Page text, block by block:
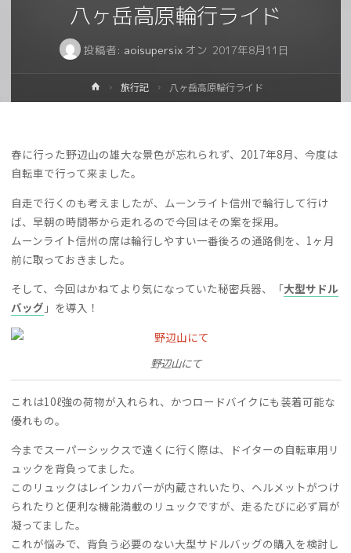
八ヶ岳高原輪行ライド
投稿者: aoisupersix オン 2017年8月11日
ホ
ー
旅行記 八ヶ岳高原輪行ライド
春に行った野辺山の雄大な景色が忘れられず、2017年8月、今度は
自転車で行って来ました。
自走で行くのも考えましたが、ムーンライト信州で輪行して行け
ば、早朝の時間帯から走れるので今回はその案を採用。
ムーンライト信州の席は輪行しやすい一番後ろの通路側を、1ヶ月
前に取っておきました。
そして、今回はかねてより気になっていた秘密兵器、「大型サドル
バッグ 」を導入！
野辺山にて
これは10ℓ強の荷物が入れられ、かつロードバイクにも装着可能な
優れもの。
今までスーパーシックスで遠くに行く際は、ドイターの自転車用リ
ュックを背負ってました。
このリュックはレインカバーが内蔵されいたり、ヘルメットがつけ
られたりと便利な機能満載のリュックですが、走るたびに必ず肩が
凝ってました。
これが悩みで、背負う必要のない大型サドルバッグの購入を検討し